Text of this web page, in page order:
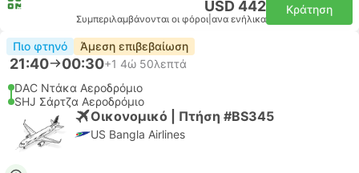
USD 442
Συμπεριλαμβάνονται οι φόροι ανα ενήλικα
Κράτηση
Πιο φτηνό Άμεση επιβεβαίωση
21:40 00:30+1 4ώ 50λεπτά
DAC Ντάκα Αεροδρόμιο
SHJ Σάρτζα Αεροδρόμιο
Οικονομικό | Πτήση #BS345
US Bangla Airlines